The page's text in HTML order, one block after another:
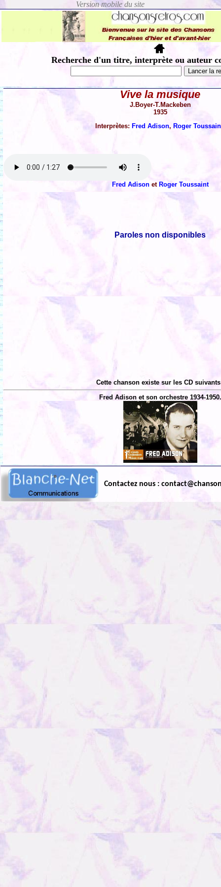
Recherche d'un titre, interprète ou auteur
Vive la musique
J.Boyer-T.Mackeben
1935
Interprètes: Fred Adison, Roger
Fred Adison et Roger Toussaint
Paroles non disponibles
Cette chanson existe sur les CD
Fred Adison et son orchestre 1934-1950.
Contactez nous :